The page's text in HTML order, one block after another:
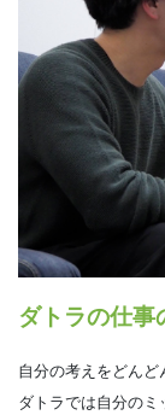
ダトラの仕事
自分の考えをどんど
ダトラでは自分のミ